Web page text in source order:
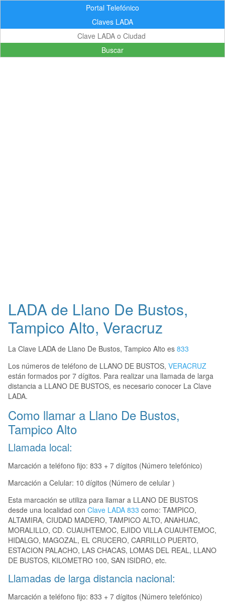
Portal Telefónico
Claves LADA
Buscar
LADA de Llano De Bustos,
Tampico Alto, Veracruz
La Clave LADA de Llano De Bustos, Tampico Alto es 833
Los números de teléfono de LLANO DE BUSTOS, VERACRUZ
están formados por 7 dígitos. Para realizar una llamada de larga
distancia a LLANO DE BUSTOS, es necesario conocer La Clave
LADA.
Como llamar a Llano De Bustos,
Tampico Alto
Llamada local:
Marcación a teléfono fijo: 833 + 7 dígitos (Número telefónico)
Marcación a Celular: 10 dígitos (Número de celular )
Esta marcación se utiliza para llamar a LLANO DE BUSTOS
desde una localidad con Clave LADA 833 como: TAMPICO,
ALTAMIRA, CIUDAD MADERO, TAMPICO ALTO, ANAHUAC,
MORALILLO, CD. CUAUHTEMOC, EJIDO VILLA CUAUHTEMOC,
HIDALGO, MAGOZAL, EL CRUCERO, CARRILLO PUERTO,
ESTACION PALACHO, LAS CHACAS, LOMAS DEL REAL, LLANO
DE BUSTOS, KILOMETRO 100, SAN ISIDRO, etc.
Llamadas de larga distancia nacional:
Marcación a teléfono fijo: 833 + 7 dígitos (Número telefónico)